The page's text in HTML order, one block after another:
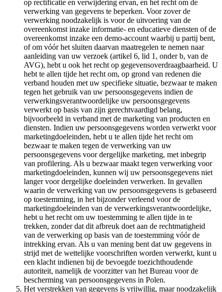
op rectificatie en verwijdering ervan, en het recht om de
verwerking van gegevens te beperken. Voor zover de
verwerking noodzakelijk is voor de uitvoering van de
overeenkomst inzake informatie- en educatieve diensten of de
overeenkomst inzake een demo-account waarbij u partij bent,
of om vóór het sluiten daarvan maatregelen te nemen naar
aanleiding van uw verzoek (artikel 6, lid 1, onder b, van de
AVG), hebt u ook het recht op gegevensoverdraagbaarheid. U
hebt te allen tijde het recht om, op grond van redenen die
verband houden met uw specifieke situatie, bezwaar te maken
tegen het gebruik van uw persoonsgegevens indien de
verwerkingsverantwoordelijke uw persoonsgegevens
verwerkt op basis van zijn gerechtvaardigd belang,
bijvoorbeeld in verband met de marketing van producten en
diensten. Indien uw persoonsgegevens worden verwerkt voor
marketingdoeleinden, hebt u te allen tijde het recht om
bezwaar te maken tegen de verwerking van uw
persoonsgegevens voor dergelijke marketing, met inbegrip
van profilering. Als u bezwaar maakt tegen verwerking voor
marketingdoeleinden, kunnen wij uw persoonsgegevens niet
langer voor dergelijke doeleinden verwerken. In gevallen
waarin de verwerking van uw persoonsgegevens is gebaseerd
op toestemming, in het bijzonder verleend voor de
marketingdoeleinden van de verwerkingsverantwoordelijke,
hebt u het recht om uw toestemming te allen tijde in te
trekken, zonder dat dit afbreuk doet aan de rechtmatigheid
van de verwerking op basis van de toestemming vóór de
intrekking ervan. Als u van mening bent dat uw gegevens in
strijd met de wettelijke voorschriften worden verwerkt, kunt u
een klacht indienen bij de bevoegde toezichthoudende
autoriteit, namelijk de voorzitter van het Bureau voor de
bescherming van persoonsgegevens in Polen.
Het verstrekken van gegevens is vrijwillig, maar noodzakelijk